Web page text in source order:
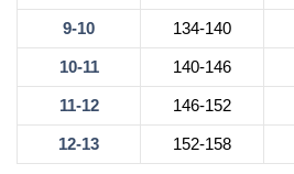
9-10 134-140
10-11 140-146
11-12 146-152
12-13 152-158